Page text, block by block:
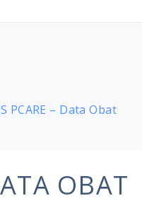
PCARE – Data Obat
OBAT